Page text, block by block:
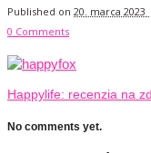
Published on 20. marca 2023 |
0 Comments
Happylife: recenzia na
No comments yet.